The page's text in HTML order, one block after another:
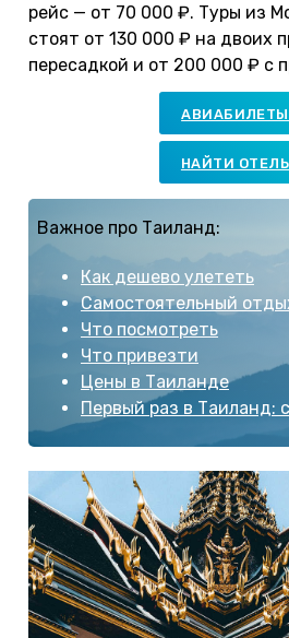
рейс — от 70 000 ₽. Туры из
стоят от 130 000 ₽ на двоих
пересадкой и от 200 000 ₽ с
НАЙТИ
Важное про Таиланд:
Как дешево улететь
Самостоятельный
Что посмотреть
Что привезти
Цены в Таиланде
Первый раз в Таиланд: